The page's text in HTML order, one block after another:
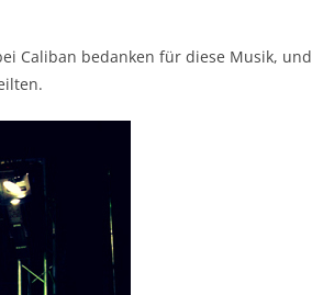
Caliban bedanken für diese Musik, und